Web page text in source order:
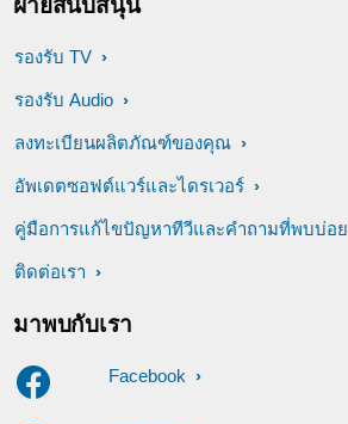
ฝ่ายสนับสนุน
รองรับ TV
รองรับ Audio
ลงทะเบียนผลิตภัณฑ์ของคุณ
อัพเดตซอฟต์แวร์และไดรเวอร์
คู่มือการแก้ไขปัญหาทีวีและคำถามที่พบบ่อย
ติดต่อเรา
มาพบกับเรา
Facebook